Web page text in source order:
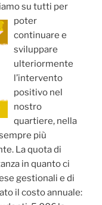
su tutti per
poter
continuare e
sviluppare
ulteriormente
l’intervento
positivo nel
nostro
quartiere, nella
più
La quota di
in quanto ci
gestionali e di
il costo annuale: